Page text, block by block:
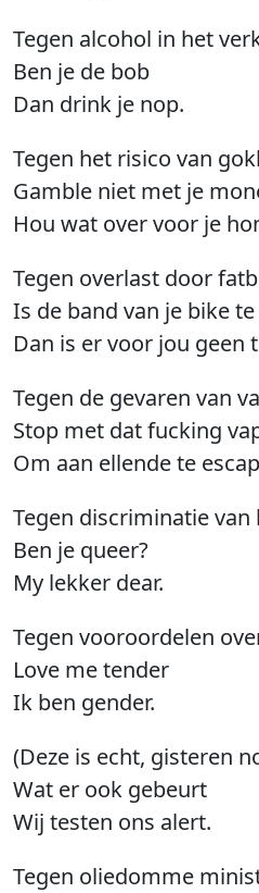
Tegen alcohol in het
Ben je de bob
Dan drink je nop.
Tegen het risico van
Gamble niet met je
Hou wat over voor je
Tegen overlast door
Is de band van je bike
Dan is er voor jou geen
Tegen de gevaren van
Stop met dat fucking
Om aan ellende te
Tegen discriminatie van
Ben je queer?
My lekker dear.
Tegen vooroordelen
Love me tender
Ik ben gender.
(Deze is echt, gisteren
Wat er ook gebeurt
Wij testen ons alert.
Tegen oliedomme